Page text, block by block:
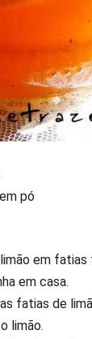
pó
em
em casa.
fatias de
limão.